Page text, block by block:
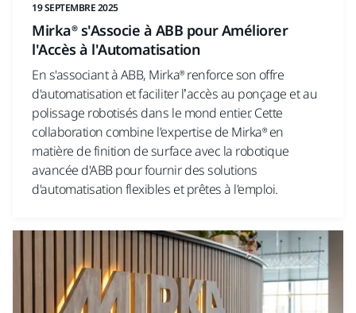
19 SEPTEMBRE 2025
Mirka® s'Associe à ABB pour Améliorer
l'Accès à l'Automatisation
En s'associant à ABB, Mirka® renforce son offre
d'automatisation et faciliter l’accès au ponçage et au
polissage robotisés dans le mond entier. Cette
collaboration combine l'expertise de Mirka® en
matière de finition de surface avec la robotique
avancée d'ABB pour fournir des solutions
d'automatisation flexibles et prêtes à l'emploi.